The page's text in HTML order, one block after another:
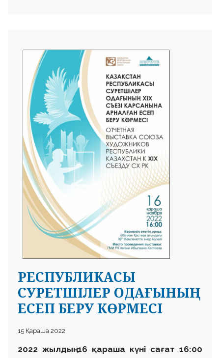
РЕСПУБЛИКАСЫ
СУРЕТШІЛЕР ОДАҒЫНЫҢ
ЕСЕП БЕРУ КӨРМЕСІ
15 Қараша 2022
2022 жылдың 16 қараша күні сағат 16:00